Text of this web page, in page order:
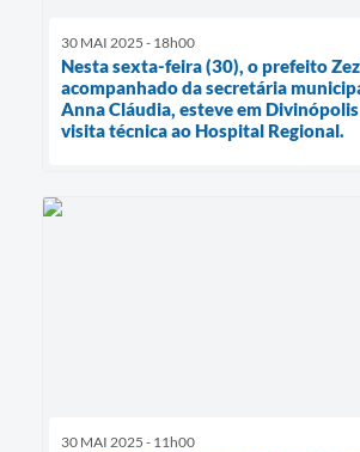
30 MAI 2025 - 18h00
Nesta sexta-feira (30), o prefeito
acompanhado da secretária
Anna Cláudia, esteve em
visita técnica ao Hospital Regional.
30 MAI 2025 - 11h00